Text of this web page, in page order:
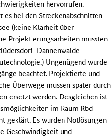
hervorrufen.
bei den Streckenabschnitten
(keine Klarheit über
Projektierungsarbeiten mussten
Ungenügend wurde
beachtet. Projektierte und
Überwege müssen später durch
ersetzt werden. Desgleichen ist
im Raum Rbd
geklärt. Es wurden Notlösungen
Geschwindigkeit und